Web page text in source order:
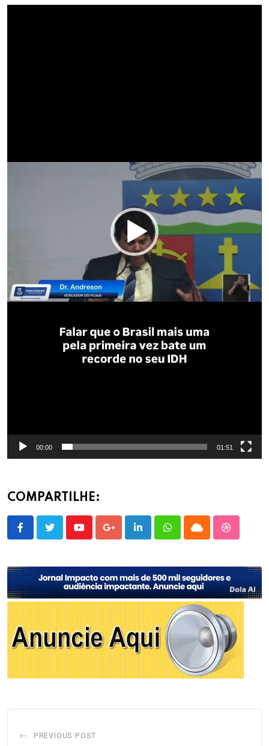
00:00 01:51
COMPARTILHE:
YoutubeGoogle+LinkedInWhatsappCloud
PREVIOUS POST